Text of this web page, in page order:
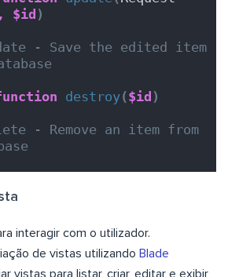
$id )
- Save the edited item
destroy($id )
- Remove an item from
interagir com o utilizador.
de vistas utilizando Blade
vistas para listar, criar, editar e exibir